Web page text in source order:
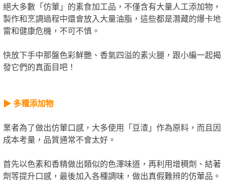
絕大多數「仿葷」的素食加工品，不僅含有大量人工添加物，
製作和烹調過程中還會放入大量油脂，這些都是潛藏的爆卡地
雷和健康危機，不可不慎。
快放下手中那盤色彩鮮艷、香氣四溢的素火腿，跟小編一起揭
發它們的真面目吧！
▶︎ 多種添加物
業者為了做出仿葷口感，大多使用「豆渣」作為原料，而且因
成本考量，品質通常不會太好。
首先以色素和香精做出類似的色澤味道，再利用增稠劑、結著
劑等提升口感，最後加入各種調味，做出真假難辨的仿葷品。